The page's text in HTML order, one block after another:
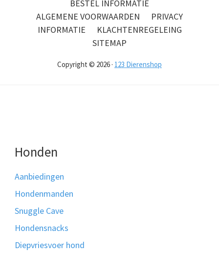
BESTEL INFORMATIE
ALGEMENE VOORWAARDEN
PRIVACY
INFORMATIE
KLACHTENREGELEING
SITEMAP
Copyright © 2026 · 123 Dierenshop
Honden
Aanbiedingen
Hondenmanden
Snuggle Cave
Hondensnacks
Diepvriesvoer hond